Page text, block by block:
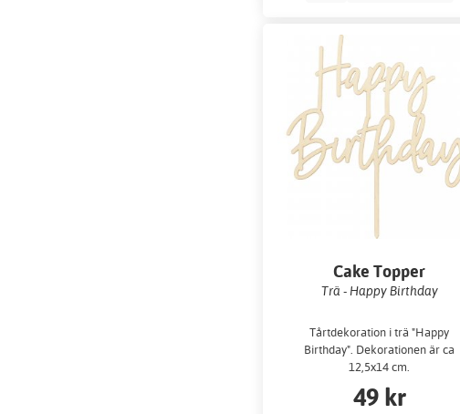
Cake Topper
Trä - Happy Birthday
Tårtdekoration i trä "Happy
Birthday". Dekorationen är ca
12,5x14 cm.
49 kr